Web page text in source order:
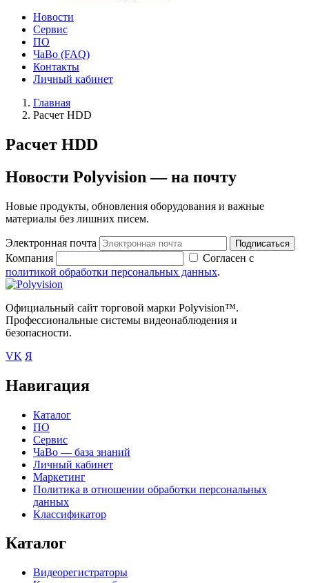
Новости
Сервис
ПО
ЧаВо (FAQ)
Контакты
Личный кабинет
Главная
Расчет HDD
Расчет HDD
Новости Polyvision — на почту
Новые продукты, обновления оборудования и важные
материалы без лишних писем.
Электронная почта Подписаться
Компания
Согласен с
политикой обработки персональных данных.
Официальный сайт торговой марки Polyvision™.
Профессиональные системы видеонаблюдения и
безопасности.
VK Я
Навигация
Каталог
ПО
Сервис
ЧаВо — база знаний
Личный кабинет
Маркетинг
Политика в отношении обработки персональных
данных
Классификатор
Каталог
Видеорегистраторы